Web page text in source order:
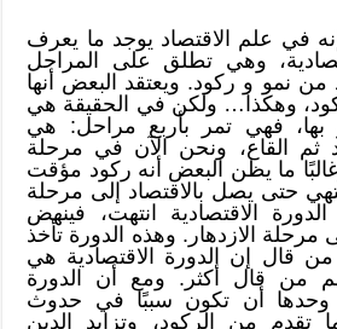
في علم الاقتصاد يوجد ما يعرف
وهي تطلق على المراحل
من نمو و ركود. ويعتقد البعض أنها
ركود، وهكذا… ولكن في الحقيقة هي
بها، فهي تمر بأربع مراحل: هي
ثم القاع، ونحن الآن في مرحلة
ما يظن البعض أنه ركود مؤقت
حتى يصل بالاقتصاد إلى مرحلة
الاقتصادية انتهت، فينهض
مرحلة الازدهار. وهذه الدورة تأخذ
من قال إن الدورة الاقتصادية هي
من قال أكثر. ومع أن الدورة
وحدها أن تكون سببًا في حدوث
تقدم من الركود، وتزايد الدين